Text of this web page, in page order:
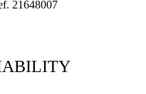
21648007